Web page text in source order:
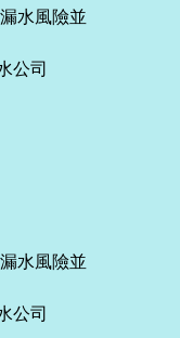
水風險並
公司
水風險並
公司